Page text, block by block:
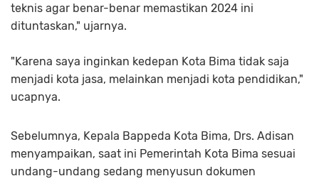
teknis agar benar-benar memastikan 2024 ini
dituntaskan," ujarnya.
"Karena saya inginkan kedepan Kota Bima tidak saja
menjadi kota jasa, melainkan menjadi kota pendidikan,"
ucapnya.
Sebelumnya, Kepala Bappeda Kota Bima, Drs. Adisan
menyampaikan, saat ini Pemerintah Kota Bima sesuai
undang-undang sedang menyusun dokumen